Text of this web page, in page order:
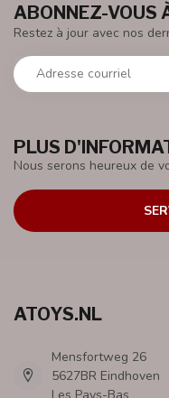
PLUS
Nous serons heureux de
ABONNEZ-VOUS
Restez à jour avec nos
ATOYS.NL
Mensfortweg 26
5627BR Eindhoven